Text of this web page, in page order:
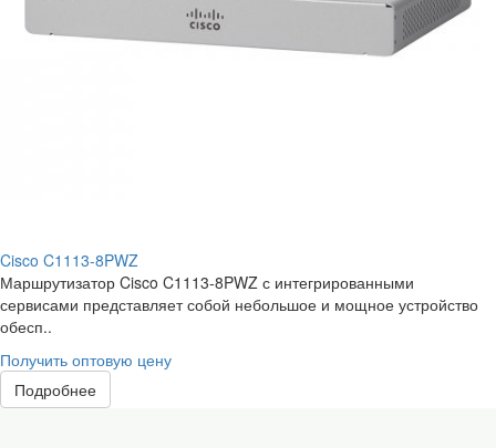
Cisco C1113-8PWZ
Маршрутизатор Cisco C1113-8PWZ с интегрированными
сервисами представляет собой небольшое и мощное устройство
обесп..
Получить оптовую цену
Подробнее